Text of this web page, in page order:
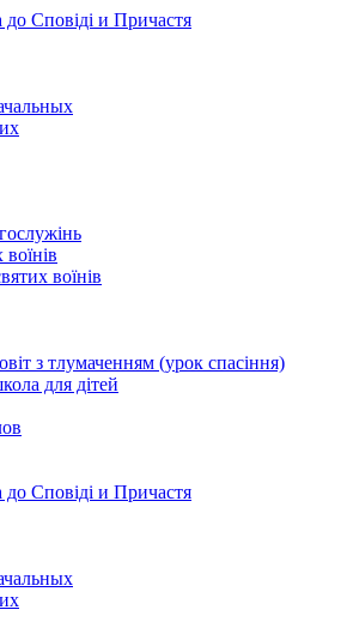
до Сповіді и Причастя
воїнів
з тлумаченням (урок спасіння)
для дітей
до Сповіді и Причастя